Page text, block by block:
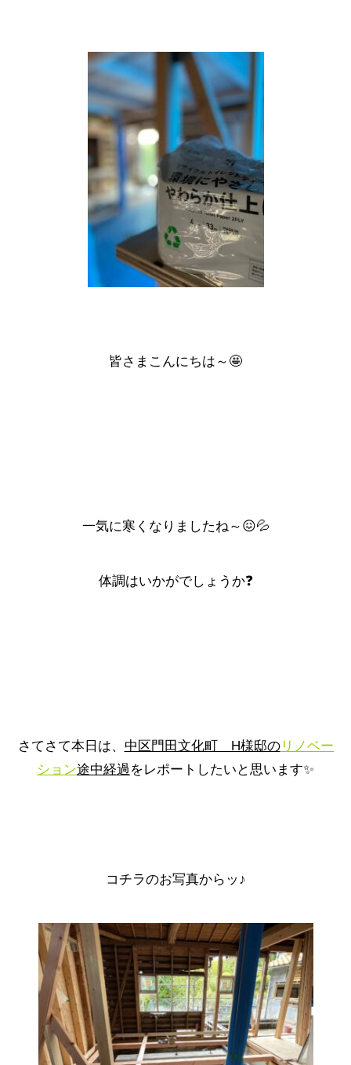
皆さまこんにちは～🤩
一気に寒くなりましたね～😖💦
体調はいかがでしょうか❓
さてさて本日は、 中区門田文化町 H様邸のリノベー
ション途中経過 をレポートしたいと思います✨
コチラのお写真からッ♪